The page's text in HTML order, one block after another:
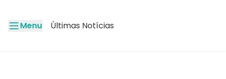
Menu Últimas Notícias